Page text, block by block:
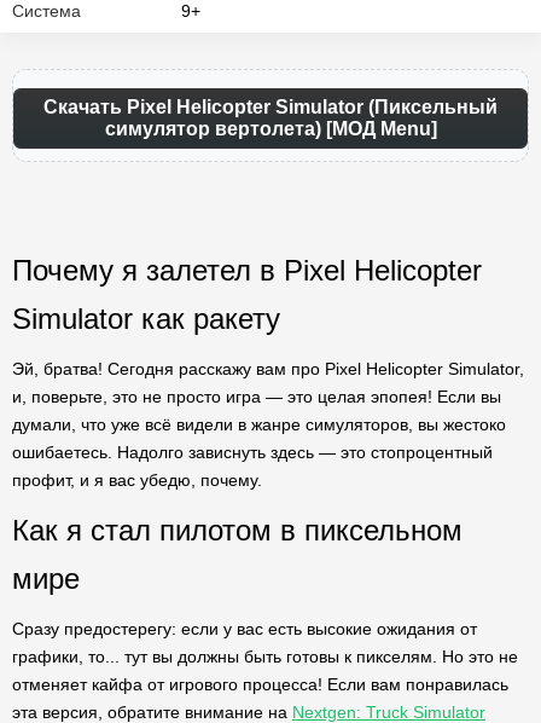
Система 9+
Скачать Pixel Helicopter Simulator (Пиксельный
симулятор вертолета) [МОД Menu]
Почему я залетел в Pixel Helicopter
Simulator как ракету
Эй, братва! Сегодня расскажу вам про Pixel Helicopter Simulator,
и, поверьте, это не просто игра — это целая эпопея! Если вы
думали, что уже всё видели в жанре симуляторов, вы жестоко
ошибаетесь. Надолго зависнуть здесь — это стопроцентный
профит, и я вас убедю, почему.
Как я стал пилотом в пиксельном
мире
Сразу предостерегу: если у вас есть высокие ожидания от
графики, то... тут вы должны быть готовы к пикселям. Но это не
отменяет кайфа от игрового процесса! Если вам понравилась
эта версия, обратите внимание на Nextgen: Truck Simulator